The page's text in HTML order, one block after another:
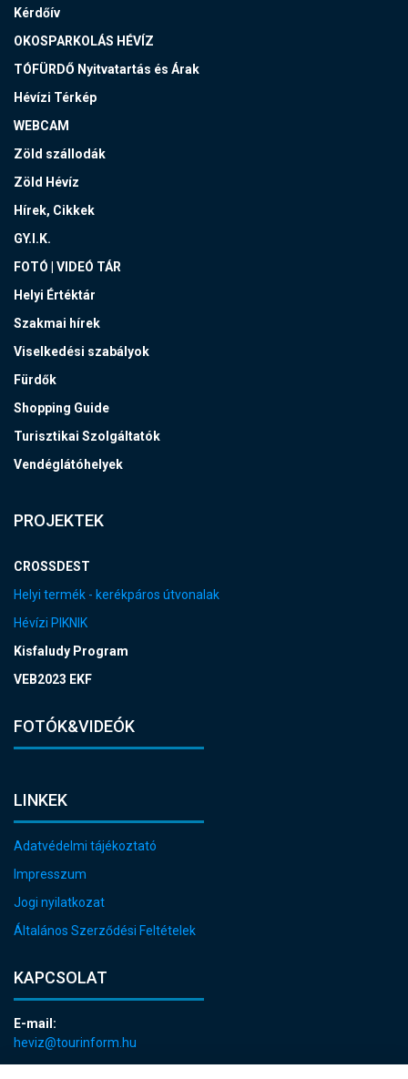
Kérdőív
OKOSPARKOLÁS HÉVÍZ
TÓFÜRDŐ Nyitvatartás és Árak
Hévízi Térkép
WEBCAM
Zöld szállodák
Zöld Hévíz
Hírek, Cikkek
GY.I.K.
FOTÓ | VIDEÓ TÁR
Helyi Értéktár
Szakmai hírek
Viselkedési szabályok
Fürdők
Shopping Guide
Turisztikai Szolgáltatók
Vendéglátóhelyek
PROJEKTEK
CROSSDEST
Helyi termék - kerékpáros útvonalak
Hévízi PIKNIK
Kisfaludy Program
VEB2023 EKF
FOTÓK&VIDEÓK
LINKEK
Adatvédelmi tájékoztató
Impresszum
Jogi nyilatkozat
Általános Szerződési Feltételek
KAPCSOLAT
E-mail:
heviz@tourinform.hu